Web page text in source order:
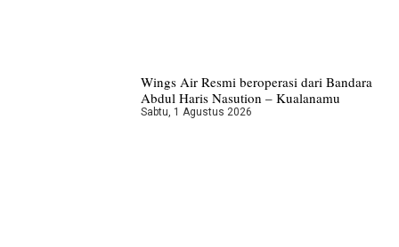
Wings Air Resmi beroperasi dari Bandara
Abdul Haris Nasution – Kualanamu
Sabtu, 1 Agustus 2026